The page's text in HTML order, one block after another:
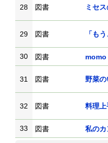
28 図書 ミセ
29 図書 「も
30 図書 momo
31 図書 野菜
32 図書 料理
33 図書 私の